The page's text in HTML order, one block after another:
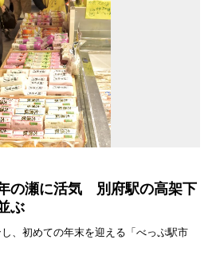
の瀬に活気 別府駅の高架下
ぶ
、初めての年末を迎える「べっぷ駅市